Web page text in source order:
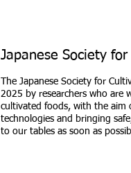
Japanese Society
The Japanese Society for
2025 by researchers who are
cultivated foods, with the aim
technologies and bringing
to our tables as soon as